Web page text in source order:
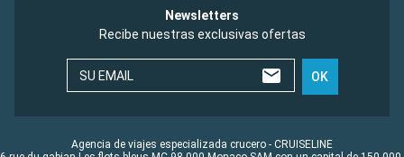
Newsletters
Recibe nuestras exclusivas ofertas
SU EMAIL OK
Agencia de viajes especializada crucero - CRUISELINE